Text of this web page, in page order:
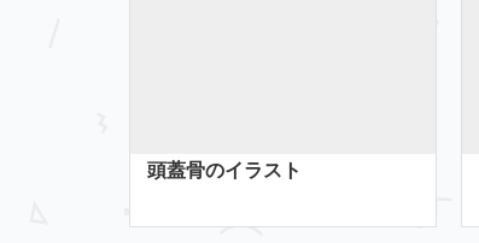
頭蓋骨のイラスト